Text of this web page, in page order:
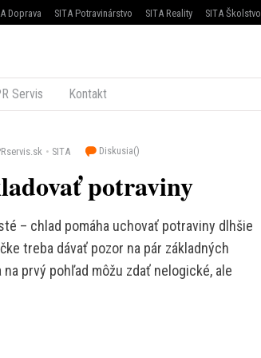
Doprava SITA Potravinárstvo SITA Reality SITA Školstvo
Servis Kontakt
SITA Diskusia()
potraviny
– chlad pomáha uchovať potraviny dlhšie
treba dávať pozor na pár základných
prvý pohľad môžu zdať nelogické, ale